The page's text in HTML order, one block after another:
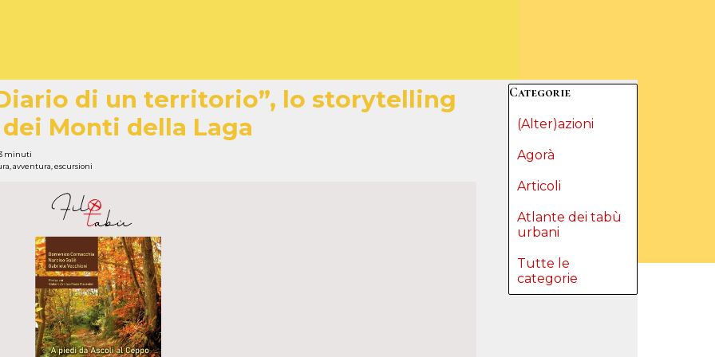
di un territorio”, lo storytelling
Monti della Laga
minuti
avventura escursioni
Salta blocco Categorie
Categorie
(Alter)azioni
Agorà
Articoli
Atlante dei tabù
urbani
Tutte le
categorie